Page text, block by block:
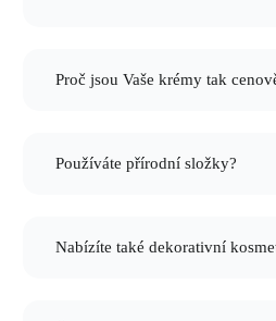
Proč jsou Vaše krémy tak
Používáte přírodní složky?
Nabízíte také dekorativní